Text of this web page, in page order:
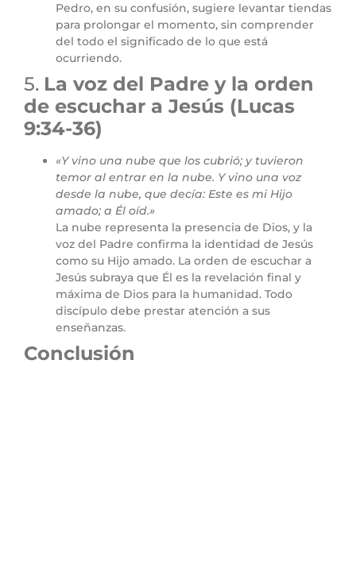
Pedro, en su confusión, sugiere levantar tiendas
para prolongar el momento, sin comprender
del todo el significado de lo que está
ocurriendo.
5. La voz del Padre y la orden
de escuchar a Jesús (Lucas
9:34-36)
«Y vino una nube que los cubrió; y tuvieron
temor al entrar en la nube. Y vino una voz
desde la nube, que decía: Este es mi Hijo
amado; a Él oíd.»
La nube representa la presencia de Dios, y la
voz del Padre confirma la identidad de Jesús
como su Hijo amado. La orden de escuchar a
Jesús subraya que Él es la revelación final y
máxima de Dios para la humanidad. Todo
discípulo debe prestar atención a sus
enseñanzas.
Conclusión